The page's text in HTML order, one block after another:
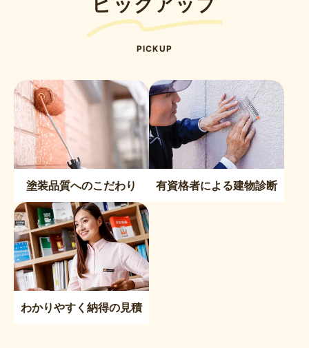
PICKUP
塗装品質へのこだわり 有資格者による建物診断
わかりやすく納得の見積